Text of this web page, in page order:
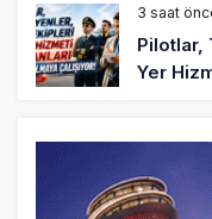
3 saat
Pilotlar,
Yer